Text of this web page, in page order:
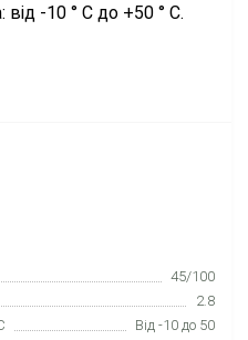
-10 ° С до +50 ° С.
45/100
2.8
Від -10 до 50